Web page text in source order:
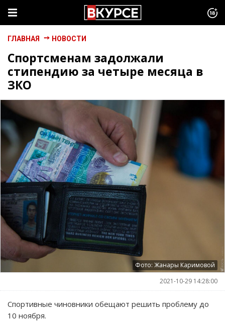
ГЛАВНАЯ НОВОСТИ
Спортсменам задолжали
стипендию за четыре месяца в
ЗКО
Фото: Жанары Каримовой
2021-10-29 14:28:00
Спортивные чиновники обещают решить проблему до
10 ноября.